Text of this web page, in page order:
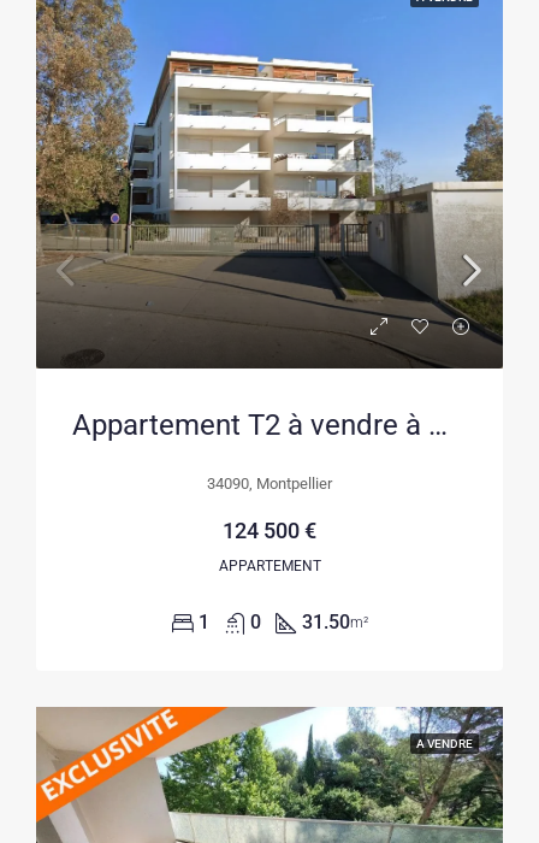
Appartement T2 à vendre à Montpellier – Investissement locatif rentable
34090, Montpellier
124 500 €
APPARTEMENT
1 0 31.50m²
A VENDRE